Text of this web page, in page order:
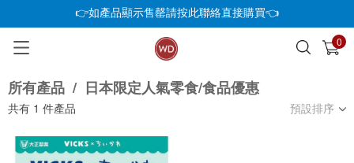
👉如產品顯示售罄請按此聯絡直接購買👈
0
已加入購物車 查看
所有產品 / 日本限定人氣零食/食品優惠
共有 1 件產品 預設排序